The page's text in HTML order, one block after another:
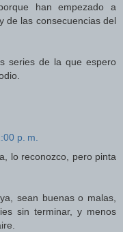
han empezado a
de las consecuencias del
series de la que espero
p. m.
lo reconozco, pero pinta
sean buenas o malas,
sin terminar, y menos